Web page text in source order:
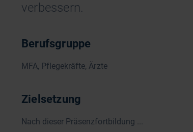
verbessern.
Berufsgruppe
MFA, Pflegekräfte, Ärzte
Zielsetzung
Nach dieser Präsenzfortbildung ...